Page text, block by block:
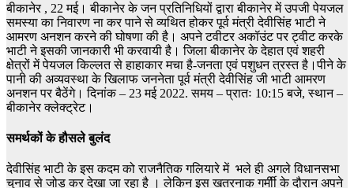
बीकानेर , 22 मई। बीकानेर के जन प्रतिनिधियों द्वारा बीकानेर में उपजी पेयजल
समस्या का निवारण ना कर पाने से व्यथित होकर पूर्व मंत्री देवीसिंह भाटी ने
आमरण अनशन करने की घोषणा की है। अपने टवीटर अकॉउंट पर ट्वीट करके
भाटी ने इसकी जानकारी भी करवायी है। जिला बीकानेर के देहात एवं शहरी
क्षेत्रों में पेयजल किल्लत से हाहाकार मचा है-जनता एवं पशुधन त्रस्त है।पीने के
पानी की अव्यवस्था के खिलाफ जननेता पूर्व मंत्री देवीसिंह जी भाटी आमरण
अनशन पर बैठेंगे। दिनांक – 23 मई 2022. समय – प्रातः 10:15 बजे, स्थान –
बीकानेर क्लेक्ट्रेट।
समर्थकों के हौसले बुलंद
देवीसिंह भाटी के इस कदम को राजनैतिक गलियारे में भले ही अगले विधानसभा
चुनाव से जोड़ कर देखा जा रहा है । लेकिन इस खतरनाक गर्मीी के दौरान अपने